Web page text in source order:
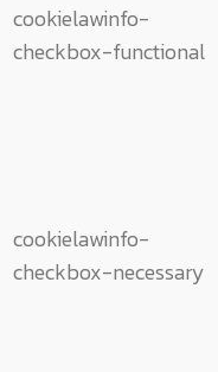
cookielawinfo-
checkbox-functional
cookielawinfo-
checkbox-necessary